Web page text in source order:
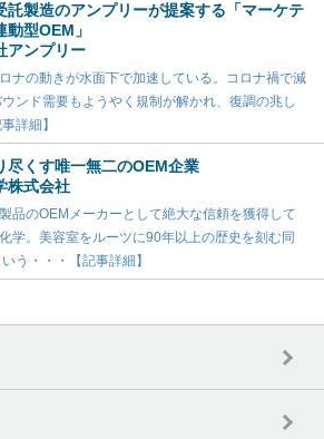
託製造のアンプリーが提案する「マーケテ
動型OEM」
アンプリー
ナの動きが水面下で加速している。コロナ禍で減
ンド需要もようやく規制が解かれ、復調の兆し
詳細】
尽くす唯一無二のOEM企業
株式会社
品のOEMメーカーとして絶大な信頼を獲得して
学。美容室をルーツに90年以上の歴史を刻む同
う・・・【記事詳細】